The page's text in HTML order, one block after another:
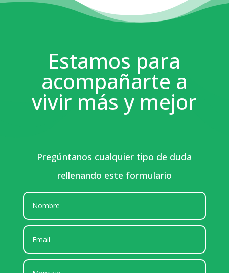
Estamos para
acompañarte a
vivir más y mejor
Pregúntanos cualquier tipo de duda
rellenando este formulario